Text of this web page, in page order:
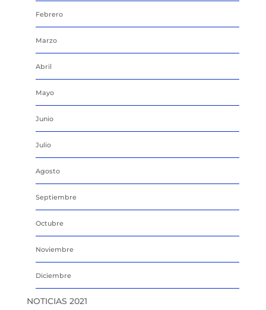
Febrero
Marzo
Abril
Mayo
Junio
Julio
Agosto
Septiembre
Octubre
Noviembre
Diciembre
NOTICIAS 2021